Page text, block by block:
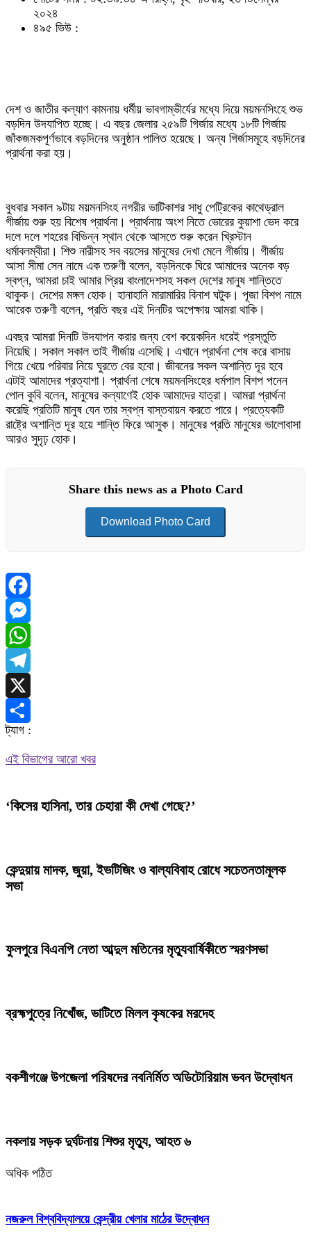
২০২৪
৪৯৫ ভিউ :
দেশ ও জাতীর কল্যাণ কামনায় ধর্মীয় ভাবগাম্ভীর্যের মধ্যে দিয়ে ময়মনসিংহে শুভ
বড়দিন উদযাপিত হচ্ছে। এ বছর জেলার ২৫৯টি গির্জার মধ্যে ১৮টি গির্জায়
জাঁকজমকপূর্ণভাবে বড়দিনের অনুষ্ঠান পালিত হয়েছে। অন্য গির্জাসমূহে বড়দিনের
প্রার্থনা করা হয়।
বুধবার সকাল ৯টায় ময়মনসিংহ নগরীর ভাটিকাশর সাধু পেট্রিকের কাথেড্রাল
গীর্জায় শুরু হয় বিশেষ প্রার্থনা। প্রার্থনায় অংশ নিতে ভোরের কুয়াশা ভেদ করে
দলে দলে শহরের বিভিন্ন স্থান থেকে আসতে শুরু করেন খ্রিস্টান
ধর্মাবলম্বীরা। শিশু নারীসহ সব বয়সের মানুষের দেখা মেলে গীর্জায়। গীর্জায়
আসা সীমা সেন নামে এক তরুণী বলেন, বড়দিনকে ঘিরে আমাদের অনেক বড়
স্বপ্ন, আমরা চাই আমার প্রিয় বাংলাদেশসহ সকল দেশের মানুষ শান্তিতে
থাকুক। দেশের মঙ্গল হোক। হানাহানি মারামারির বিনাশ ঘটুক। পূজা বিশপ নামে
আরেক তরুণী বলেন, প্রতি বছর এই দিনটির অপেক্ষায় আমরা থাকি।
এবছর আমরা দিনটি উদযাপন করার জন্য বেশ কয়েকদিন ধরেই প্রস্তুতি
নিয়েছি। সকাল সকাল তাই গীর্জায় এসেছি। এখানে প্রার্থনা শেষ করে বাসায়
গিয়ে খেয়ে পরিবার নিয়ে ঘুরতে বের হবো। জীবনের সকল অশান্তি দূর হবে
এটাই আমাদের প্রত্যাশা। প্রার্থনা শেষে ময়মনসিংহের ধর্মপাল বিশপ পনেন
পোল কুবি বলেন, মানুষের কল্যাণেই হোক আমাদের যাত্রা। আমরা প্রার্থনা
করেছি প্রতিটি মানুষ যেন তার স্বপ্ন বাস্তবায়ন করতে পারে। প্রত্যেকটি
রাষ্ট্রে অশান্তি দূর হয়ে শান্তি ফিরে আসুক। মানুষের প্রতি মানুষের ভালোবাসা
আরও সুদৃঢ় হোক।
Share this news as a Photo Card
Download Photo Card
Facebook
Messenger
WhatsApp
Telegram
X
Share
ট্যাগ :
এই বিভাগের আরো খবর
‘কিসের হাসিনা, তার চেহারা কী দেখা গেছে?’
কেন্দুয়ায় মাদক, জুয়া, ইভটিজিং ও বাল্যবিবাহ রোধে সচেতনতামূলক
সভা
ফুলপুরে বিএনপি নেতা আব্দুল মতিনের মৃত্যুবার্ষিকীতে স্মরণসভা
ব্রহ্মপুত্রে নিখোঁজ, ভাটিতে মিলল কৃষকের মরদেহ
বকশীগঞ্জে উপজেলা পরিষদের নবনির্মিত অডিটোরিয়াম ভবন উদ্বোধন
নকলায় সড়ক দুর্ঘটনায় শিশুর মৃত্যু, আহত ৬
অধিক পঠিত
নজরুল বিশ্ববিদ্যালয়ে কেন্দ্রীয় খেলার মাঠের উদ্বোধন